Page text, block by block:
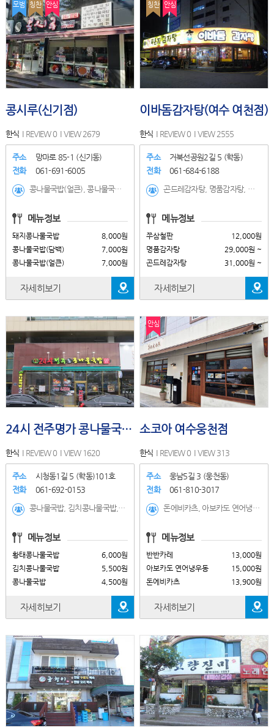
모범 칭찬 안심
콩시루(신기점)
한식 REVIEW 0 VIEW 2679
주소
망마로 85-1 (신기동)
전화
061-691-6005
콩나물국밥(얼큰), 콩나물국밥(담백), 돼지콩나물국밥, 매생이굴국밥, 김치찜골, 김치등뼈찜, 황태콩나물국밥
메뉴정보
돼지콩나물국밥
8,000원
콩나물국밥(담백)
7,000원
콩나물국밥(얼큰)
7,000원
자세히보기
칭찬 안심
이바돔감자탕(여수 여천점)
한식 REVIEW 0 VIEW 2555
주소
거북선공원2길 5 (학동)
전화
061-684-6188
곤드레감자탕, 명품감자탕, 쭈삼철판, 쭈꾸미 철판, 묵은지 삼겹살(160g), 시래기뼈해장국, 부대찌개(점심특선), 묵은지찌개, 특허등뼈찜, 묵은지찌개전골(2~3인)점심메뉴, 묵은지찌개전골(3~4인)점심메뉴, 묵은지감자탕, 부대찌개, 이바돔등심돈가스, 수제치즈돈가스
메뉴정보
쭈삼철판
12,000원
명품감자탕
29,000원 ~
곤드레감자탕
31,000원 ~
자세히보기
24시 전주명가 콩나물국밥(여수시청점)
한식 REVIEW 0 VIEW 1620
주소
시청동1길 5 (학동)101호
전화
061-692-0153
콩나물국밥, 김치콩나물국밥, 황태콩나물국밥, 순두부찌개, 돼지국밥, 떡만두국, 부추야채전, 오징어한마리, 미니족발, 수제생돈가스
메뉴정보
황태콩나물국밥
6,000원
김치콩나물국밥
5,500원
콩나물국밥
4,500원
자세히보기
안심
소코아 여수웅천점
한식 REVIEW 0 VIEW 313
주소
웅남5길 3 (웅천동)
전화
061-810-3017
돈에비카츠, 아보카도 연어냉우동, 반반카레, 소코아 카레
메뉴정보
반반카레
13,000원
아보카도 연어냉우동
15,000원
돈에비카츠
13,900원
자세히보기